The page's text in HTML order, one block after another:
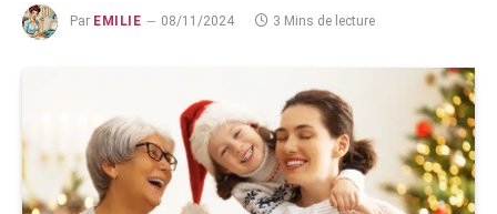
Par EMILIE 08/11/2024 3 Mins de lecture